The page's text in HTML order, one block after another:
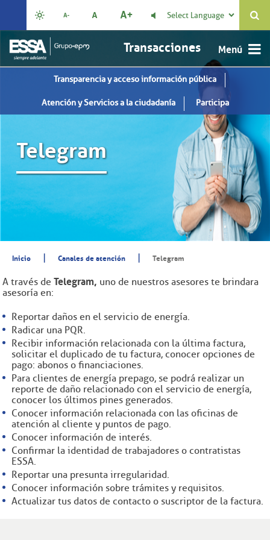
Select Language 
Transacciones
Transparencia y acceso información pública
Atención y Servicios a la ciudadanía Participa
Telegram
Inicio | Canales de atención | Telegram
A través deTelegram, uno de nuestros asesores te brindara
asesoría en:
Reportar daños en el servicio de energía.
Radicar una PQR.
Recibir información relacionada con la última factura,
solicitar el duplicado de tu factura, conocer opciones de
pago: abonos o financiaciones.
Para clientes de energía prepago, se podrá realizar un
reporte de daño relacionado con el servicio de energía,
conocer los últimos pines generados.
Conocer información relacionada con las oficinas de
atención al cliente y puntos de pago.
Conocer información de interés.
Confirmar la identidad de trabajadores o contratistas
ESSA.
Reportar una presunta irregularidad.
Conocer información sobre trámites y requisitos.
Actualizar tus datos de contacto o suscriptor de la factura.